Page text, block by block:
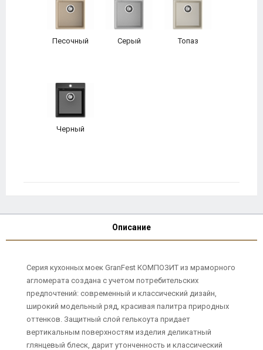
Песочный Серый Топаз
Черный
Описание
Серия кухонных моек GranFest КОМПОЗИТ из мраморного
агломерата создана с учетом потребительских
предпочтений: современный и классический дизайн,
широкий модельный ряд, красивая палитра природных
оттенков. Защитный слой гелькоута придает
вертикальным поверхностям изделия деликатный
глянцевый блеск, дарит утонченность и классический